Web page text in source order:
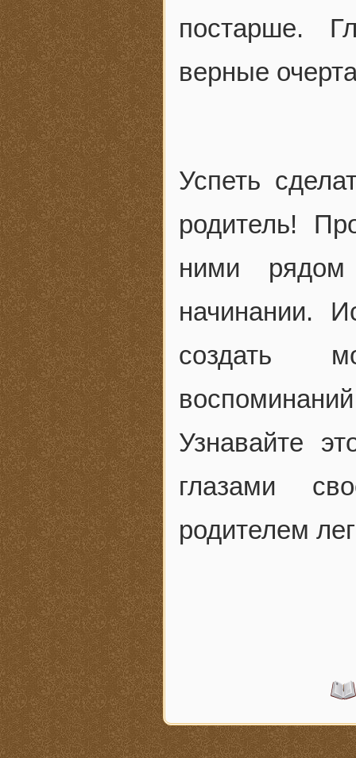
постарше.
верные
Успеть
родитель!
ними
начинании.
создать
Узнавайте
глазами
родителем